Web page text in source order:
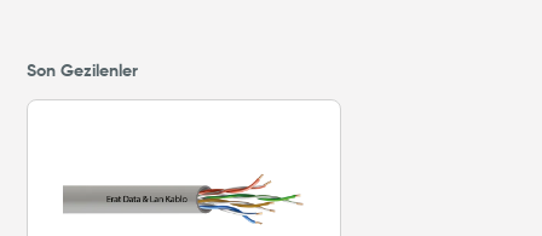
Son Gezilenler